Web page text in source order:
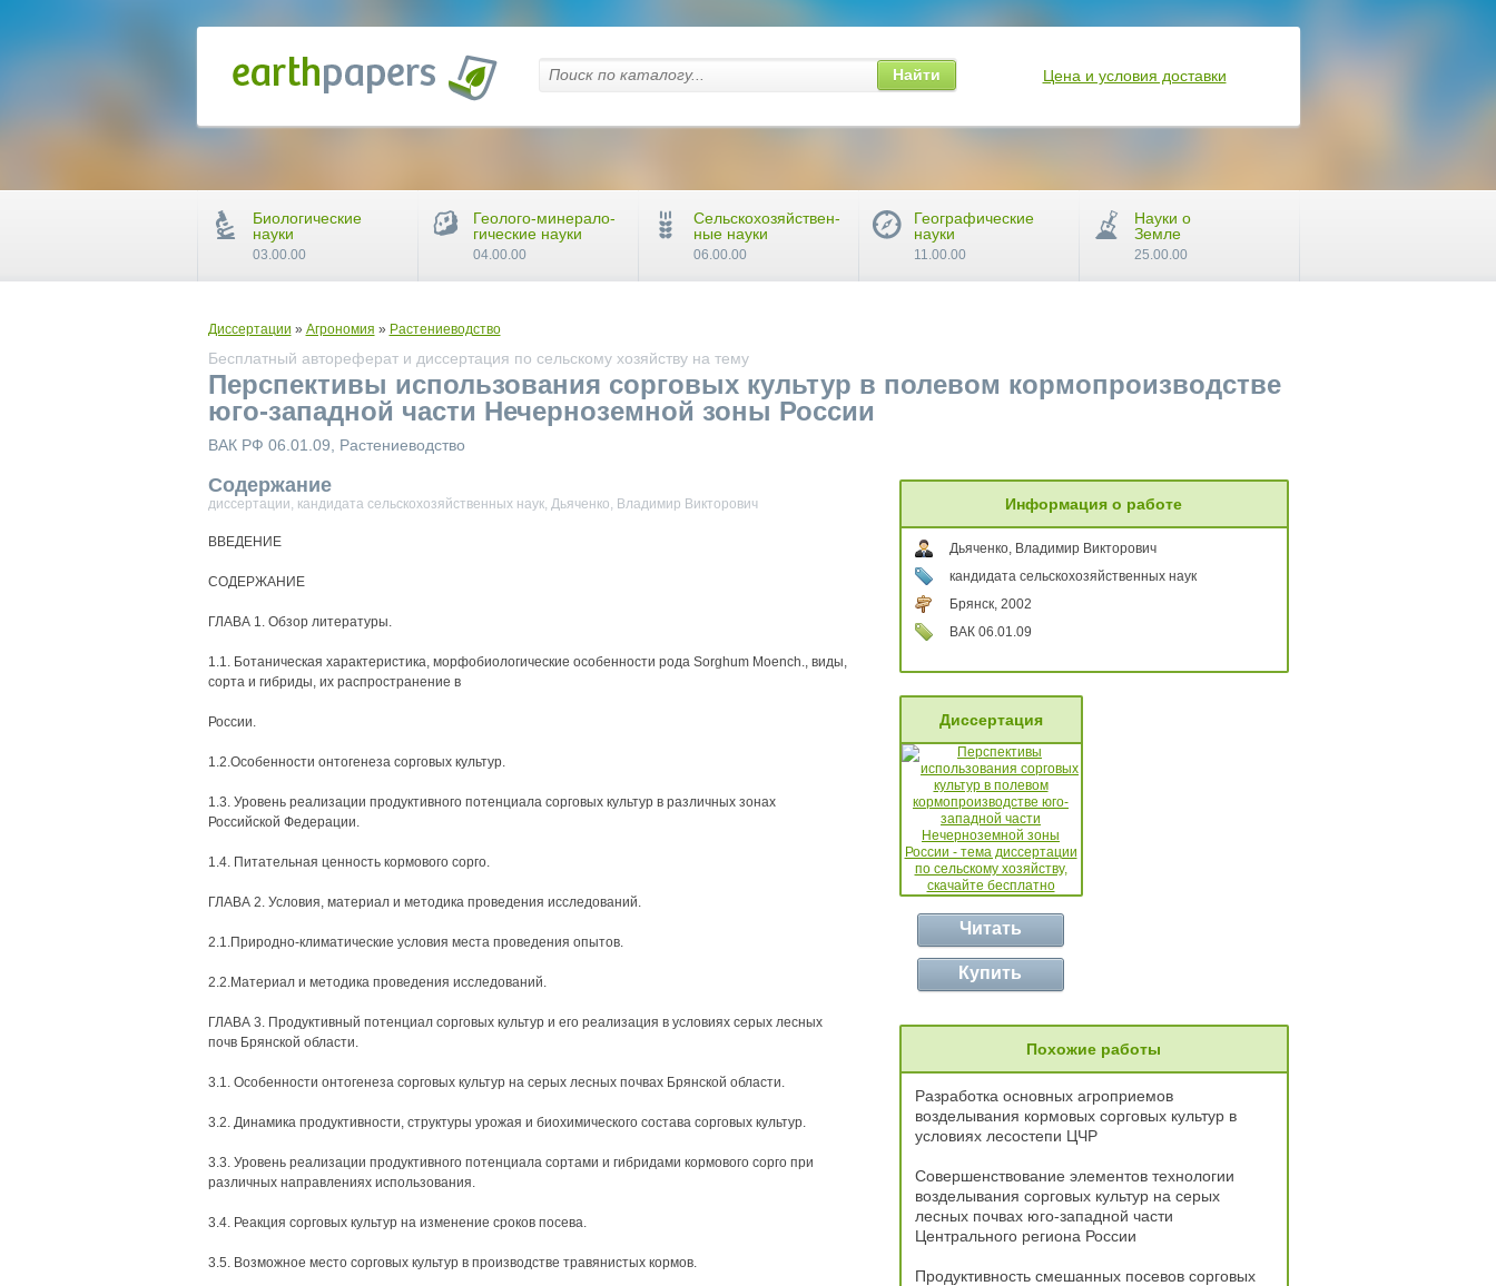
Диссертации » Агрономия » Растениеводство
Бесплатный автореферат и диссертация по сельскому хозяйству на тему
Перспективы использования сорговых культур в полевом кормопроизводстве
юго-западной части Нечерноземной зоны России
ВАК РФ 06.01.09, Растениеводство
Содержание
диссертации, кандидата сельскохозяйственных наук, Дьяченко, Владимир Викторович
ВВЕДЕНИЕ
СОДЕРЖАНИЕ
ГЛАВА 1. Обзор литературы.
1.1. Ботаническая характеристика, морфобиологические особенности рода Sorghum Moench., виды,
сорта и гибриды, их распространение в
России.
1.2.Особенности онтогенеза сорговых культур.
1.3. Уровень реализации продуктивного потенциала сорговых культур в различных зонах
Российской Федерации.
1.4. Питательная ценность кормового сорго.
ГЛАВА 2. Условия, материал и методика проведения исследований.
2.1.Природно-климатические условия места проведения опытов.
2.2.Материал и методика проведения исследований.
ГЛАВА 3. Продуктивный потенциал сорговых культур и его реализация в условиях серых лесных
почв Брянской области.
3.1. Особенности онтогенеза сорговых культур на серых лесных почвах Брянской области.
3.2. Динамика продуктивности, структуры урожая и биохимического состава сорговых культур.
3.3. Уровень реализации продуктивного потенциала сортами и гибридами кормового сорго при
различных направлениях использования.
3.4. Реакция сорговых культур на изменение сроков посева.
3.5. Возможное место сорговых культур в производстве травянистых кормов.
Информация о работе
Дьяченко, Владимир Викторович
кандидата сельскохозяйственных наук
Брянск, 2002
ВАК 06.01.09
Диссертация
Читать
Купить
Похожие работы
Разработка основных агроприемов
возделывания кормовых сорговых культур в
условиях лесостепи ЦЧР
Совершенствование элементов технологии
возделывания сорговых культур на серых
лесных почвах юго-западной части
Центрального региона России
Продуктивность смешанных посевов сорговых
Найти Цена и условия доставки
Биологические
науки
03.00.00
Геолого-минерало-
гические науки
04.00.00
Сельскохозяйствен-
ные науки
06.00.00
Географические
науки
11.00.00
Науки о
Земле
25.00.00